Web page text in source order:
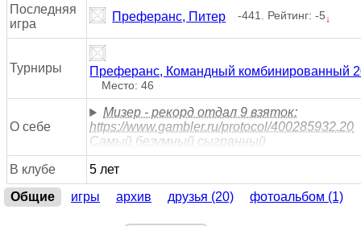
Последняя
игра
Преферанс, Питер -441. Рейтинг: -5↓
Турниры Преферанс, Командный комбинированный
Место: 46
О себе
Мизер - рекорд отдал 9 взяток:
https://www.gambler.ru/protocol/400285932.20
Самый безумный сыгранный
В клубе
5 лет
Общие
игры архив друзья (20) фотоальбом (1)